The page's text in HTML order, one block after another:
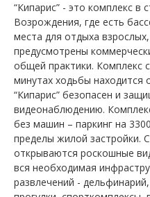
“Кипарис” - это комплекс в
Возрождения, где есть
места для отдыха
предусмотрены
общей практики. Комплекс
минутах ходьбы находится
“Кипарис” безопасен и
видеонаблюдению.
без машин – паркинг на
пределы жилой застройки.
открываются роскошные
вся необходимая
развлечений -